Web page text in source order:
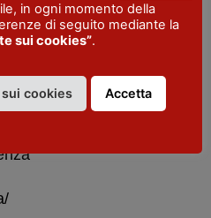
in ogni momento della
di seguito mediante la
sui cookies”.
cookies Accetta